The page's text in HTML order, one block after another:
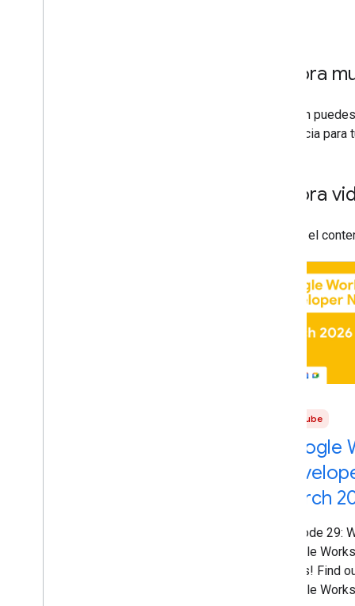
Explora
También
referencia
Explora
Explora el
YouTube
Google
March
Episode 29:
Google
News! Find
Google